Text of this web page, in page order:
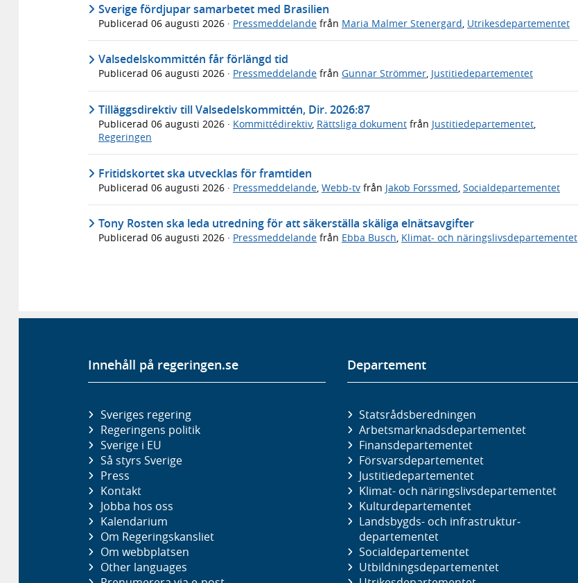
Sverige fördjupar samarbetet med Brasilien
Publicerad 06 augusti 2026 · Pressmeddelande från Maria Malmer Stenergard Utrikesdepartementet
Valsedelskommittén får förlängd tid
Publicerad 06 augusti 2026 · Pressmeddelande från Gunnar Strömmer, Justitiedepartementet
Tilläggsdirektiv till Valsedelskommittén, Dir. 2026:87
Publicerad 06 augusti 2026 · Kommittédirektiv, Rättsliga dokument från Justitiedepartementet,
Regeringen
Fritidskortet ska utvecklas för framtiden
Publicerad 06 augusti 2026 · Pressmeddelande Webb-tv från Jakob Forssmed Socialdepartementet
Tony Rosten ska leda utredning för att säkerställa skäliga elnätsavgifter
Publicerad 06 augusti 2026 · Pressmeddelande från Ebba Busch, Klimat- och näringslivsdepartementet
Innehåll på regeringen.se
Sveriges regering
Regeringens politik
Sverige i EU
Så styrs Sverige
Press
Kontakt
Jobba hos oss
Kalendarium
Om Regeringskansliet
Om webbplatsen
Other languages
Departement
Statsrådsberedningen
Arbetsmarknads­departementet
Finans­departementet
Försvars­departementet
Justitie­departementet
Klimat- och näringslivs­departementet
Kultur­departementet
Landsbygds- och infrastruktur­
departementet
Social­departementet
Utbildnings­departementet